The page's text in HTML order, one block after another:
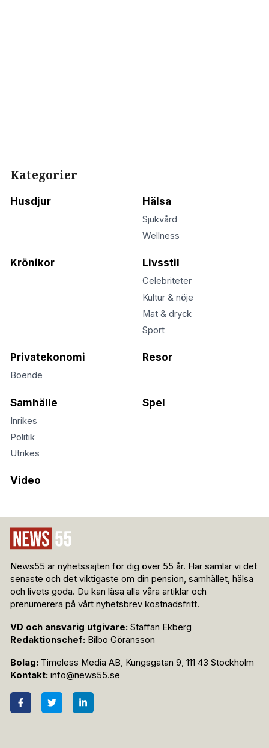
Kategorier
Husdjur Hälsa
Sjukvård
Wellness
Krönikor Livsstil
Celebriteter
Kultur & nöje
Mat & dryck
Sport
Privatekonomi
Boende
Resor
Samhälle
Inrikes
Politik
Utrikes
Spel
Video
News55 är nyhetssajten för dig över 55 år. Här samlar vi det
senaste och det viktigaste om din pension, samhället, hälsa
och livets goda. Du kan läsa alla våra artiklar och
prenumerera på vårt nyhetsbrev kostnadsfritt.
VD och ansvarig utgivare: Staffan Ekberg
Redaktionschef: Bilbo Göransson
Bolag: Timeless Media AB, Kungsgatan 9, 111 43 Stockholm
Kontakt: info@news55.se